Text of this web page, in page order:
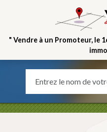
" Vendre à un Promoteur, le